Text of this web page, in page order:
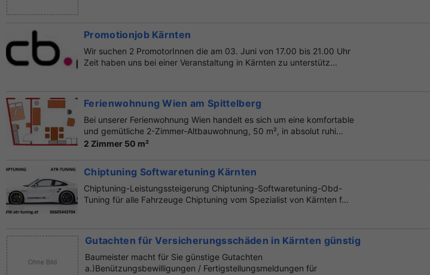
Promotionjob Kärnten
Wir suchen 2 PromotorInnen die am 03. Juni von 17.00 bis 21.00 Uhr
Zeit haben uns bei einer Veranstaltung in Kärnten zu unterstütz...
Ferienwohnung Wien am Spittelberg
Bei unserer Ferienwohnung Wien handelt es sich um eine komfortable
und gemütliche 2-Zimmer-Altbauwohnung, 50 m², in absolut ruhi...
2 Zimmer 50 m²
Chiptuning Softwaretuning Kärnten
Chiptuning-Leistungssteigerung Chiptuning-Softwaretuning-Obd-
Tuning für alle Fahrzeuge Chiptuning vom Spezialist von Kärnten f...
Gutachten für Versicherungsschäden in Kärnten günstig
Baumeister macht für Sie günstige Gutachten
a.)Benützungsbewilligungen / Fertigstellungsmeldungen für